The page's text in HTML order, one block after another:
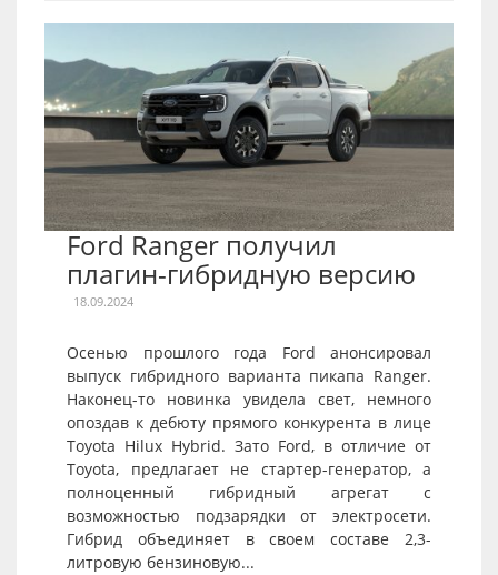
Ford Ranger получил
плагин-гибридную версию
18.09.2024
Осенью прошлого года Ford анонсировал
выпуск гибридного варианта пикапа Ranger.
Наконец-то новинка увидела свет, немного
опоздав к дебюту прямого конкурента в лице
Toyota Hilux Hybrid. Зато Ford, в отличие от
Toyota, предлагает не стартер-генератор, а
полноценный гибридный агрегат с
возможностью подзарядки от электросети.
Гибрид объединяет в своем составе 2,3-
литровую бензиновую...